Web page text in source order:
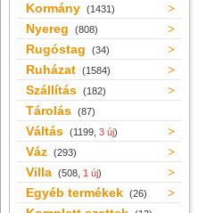
Kormány (1431)
Nyereg (808)
Rugóstag (34)
Ruházat (1584)
Szállítás (182)
Tárolás (87)
Váltás (1199, 3 új)
Váz (293)
Villa (508, 1 új)
Egyéb termékek (26)